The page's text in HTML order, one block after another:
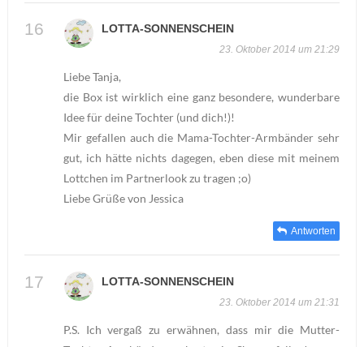
LOTTA-SONNENSCHEIN
23. Oktober 2014 um 21:29
Liebe Tanja,
die Box ist wirklich eine ganz besondere, wunderbare
Idee für deine Tochter (und dich!)!
Mir gefallen auch die Mama-Tochter-Armbänder sehr
gut, ich hätte nichts dagegen, eben diese mit meinem
Lottchen im Partnerlook zu tragen ;o)
Liebe Grüße von Jessica
Antworten
LOTTA-SONNENSCHEIN
23. Oktober 2014 um 21:31
P.S. Ich vergaß zu erwähnen, dass mir die Mutter-